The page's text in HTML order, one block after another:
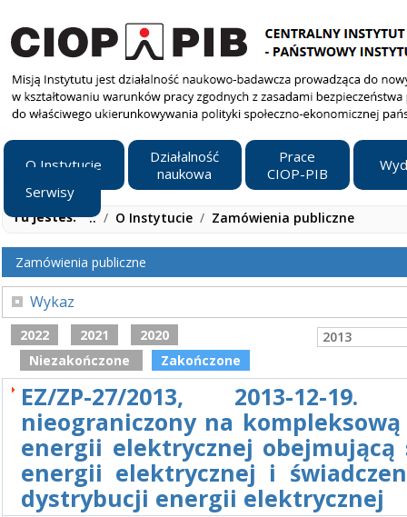
O Instytucie
Działalność
naukowa
Prace
CIOP-PIB
Serwisy
Tu jesteś: ../ O Instytucie / Zamówienia publiczne
Zamówienia publiczne
Wykaz
2022 2021 2020
2013
Niezakończone
Zakończone
EZ/ZP-27/2013, 2013-12-19.
nieograniczony na
energii elektrycznej obejmującą
energii elektrycznej i
dystrybucji energii elektrycznej